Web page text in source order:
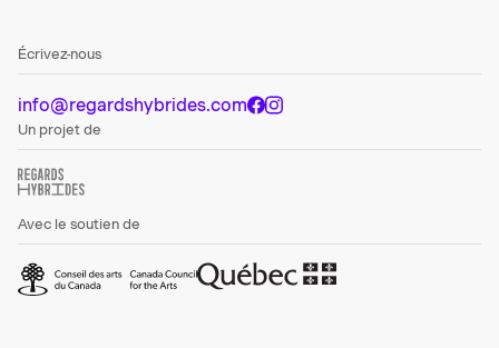
Écrivez-nous
info@regardshybrides.com
Un projet de
Avec le soutien de